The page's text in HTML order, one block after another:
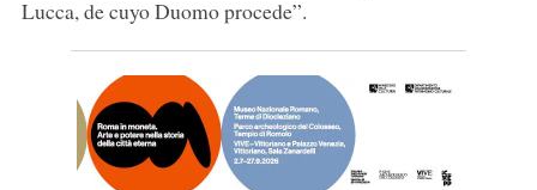
Lucca, de cuyo Duomo procede”.